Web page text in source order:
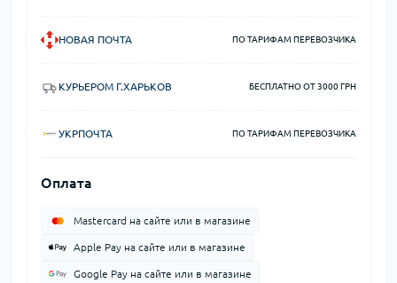
НОВАЯ ПОЧТА ПО ТАРИФАМ ПЕРЕВОЗЧИКА
КУРЬЕРОМ Г.ХАРЬКОВ БЕСПЛАТНО ОТ 3000 ГРН
УКРПОЧТА ПО ТАРИФАМ ПЕРЕВОЗЧИКА
Оплата
Mastercard на сайте или в магазине
Apple Pay на сайте или в магазине
Google Pay на сайте или в магазине